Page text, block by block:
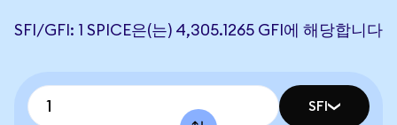
SFI/GFI: 1 SPICE은(는) 4,305.1265 GFI에 해당합니다
SFI